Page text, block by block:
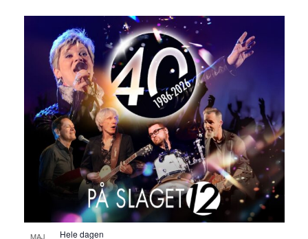
MAJ Hele dagen